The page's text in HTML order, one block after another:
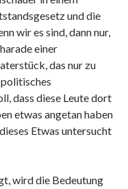
und die
wir es sind, dann nur,
einer
das nur zu
dass diese Leute dort
etwas angetan haben
Etwas untersucht
wird die Bedeutung